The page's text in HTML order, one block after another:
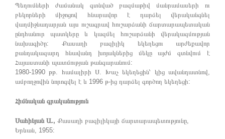
Պեղումների ժամանակ գտնված բազմաթիվ մանրամասերի ու
բեկորների միջոցով հնարավոր է դարձել վերականգնել
վաղմիջնադարյան այս ուշագրավ հուշարձանի ճարտարապետական
ընդհանուր պատկերը և կազմել հուշարձանի վերակազմության
նախագիծը: Քասաղի բազիլիկ եկեղեցու արժեքավոր
քանդակազարդ հնավանդ խոյակներից մեկը այժմ գտնվում է
Հայաստանի պատմության թանգարանում:
1980-1990 թթ. համալիրի Ս. Խաչ եկեղեցին՝ կից ավանդատնով,
ամբողջովին նորոգվել է և 1996 թ-ից դարձել գործող եկեղեցի:
Հիմնական գրականություն
Սահինյան Ա., Քասաղի բազիլիկայի ճարտարապետությունը,
Երևան, 1955: